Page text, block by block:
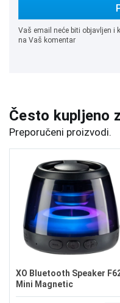
Vaš email neće biti objavljen
na Vaš komentar
Često kupljeno
Preporučeni proizvodi.
XO Bluetooth Speaker
Mini Magnetic